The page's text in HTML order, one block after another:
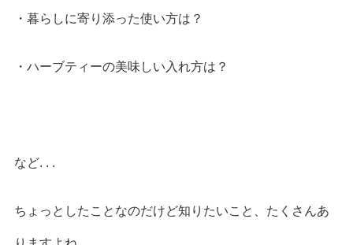
・暮らしに寄り添った使い方は？
・ハーブティーの美味しい入れ方は？
など. . .
ちょっとしたことなのだけど知りたいこと、たくさんあ